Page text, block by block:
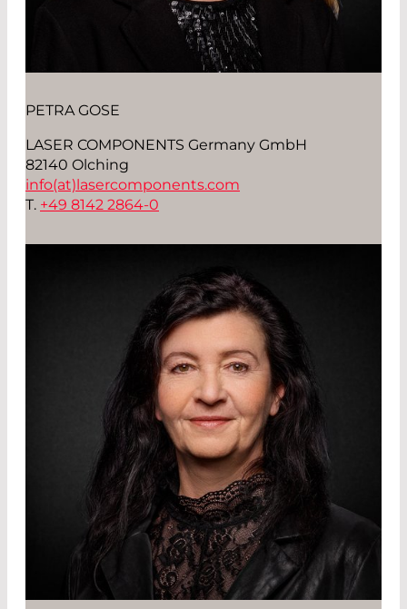
PETRA GOSE
LASER COMPONENTS Germany GmbH
82140 Olching
info(at) lasercomponents.com
T. +49 8142 2864-0